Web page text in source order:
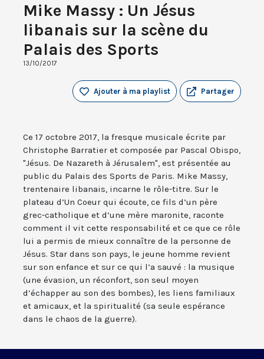
Mike Massy : Un Jésus
libanais sur la scène du
Palais des Sports
13/10/2017
Partager
Ajouter à ma playlist
Ce 17 octobre 2017, la fresque musicale écrite par
Christophe Barratier et composée par Pascal Obispo,
"Jésus. De Nazareth à Jérusalem", est présentée au
public du Palais des Sports de Paris. Mike Massy,
trentenaire libanais, incarne le rôle-titre. Sur le
plateau d’Un Coeur qui écoute, ce fils d’un père
grec-catholique et d’une mère maronite, raconte
comment il vit cette responsabilité et ce que ce rôle
lui a permis de mieux connaître de la personne de
Jésus. Star dans son pays, le jeune homme revient
sur son enfance et sur ce qui l’a sauvé : la musique
(une évasion, un réconfort, son seul moyen
d’échapper au son des bombes), les liens familiaux
et amicaux, et la spiritualité (sa seule espérance
dans le chaos de la guerre).